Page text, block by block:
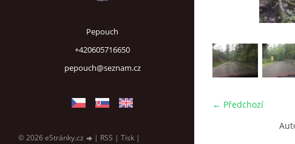
Pepouch
+420605716650
pepouch@seznam.cz
© 2026 eStránky.cz | RSS | Tisk |
← Předchozí